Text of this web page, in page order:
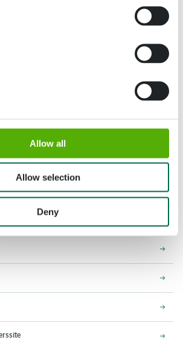
Allow all
Allow selection
Deny
8:00 - 19:00 uur
Entree sluit 18:15 uur